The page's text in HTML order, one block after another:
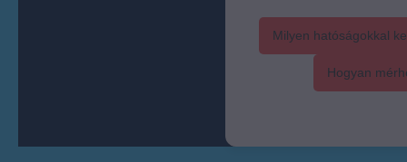
Milyen hatóságokkal
Hogyan